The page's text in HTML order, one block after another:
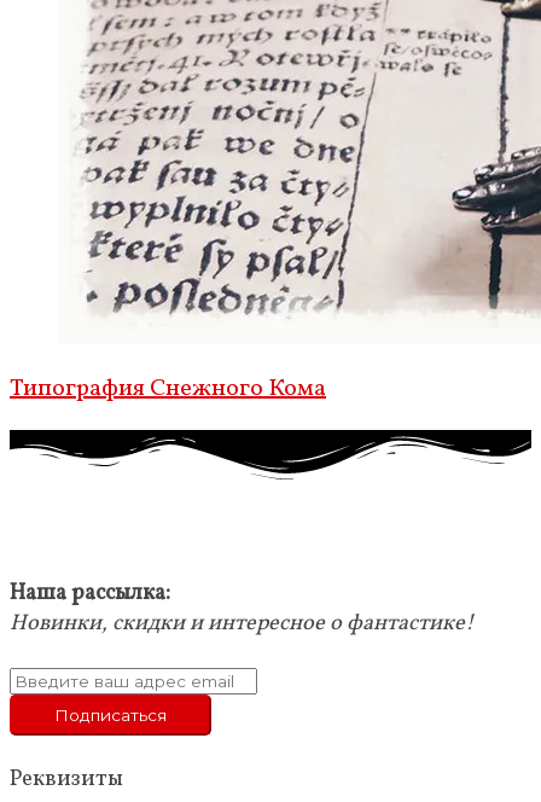
Типография Снежного Кома
Наша рассылка:
Новинки, скидки и интересное о фантастике!
Реквизиты